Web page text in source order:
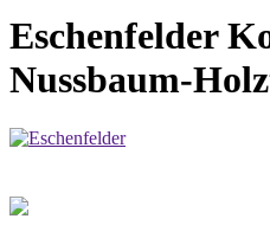
Eschenfelder
Nussbaum-